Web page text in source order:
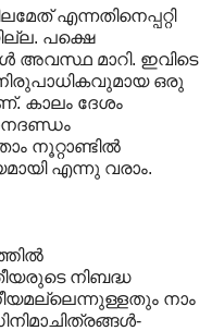
എന്നതിനെപ്പറ്റി
പക്ഷെ
അവസ്ഥ മാറി. ഇവിടെ
ഒരു
കാലം ദേശം
നൂറ്റാണ്ടില്‍
എന്നു വരാം.
നിബദ്ധ
നാം